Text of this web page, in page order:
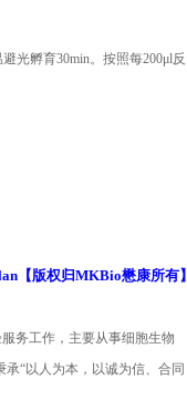
避光孵育30min。按照每200μl反
【版权归MKBio懋康所有】
务工作，主要从事细胞生物
承“以人为本，以诚为信、合同